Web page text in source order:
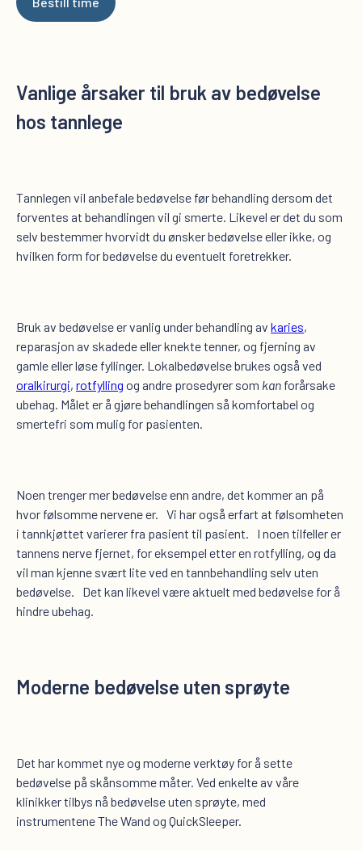
Vanlige årsaker til bruk av bedøvelse
hos tannlege
Tannlegen vil anbefale bedøvelse før behandling dersom det
forventes at behandlingen vil gi smerte. Likevel er det du som
selv bestemmer hvorvidt du ønsker bedøvelse eller ikke, og
hvilken form for bedøvelse du eventuelt foretrekker.
Bruk av bedøvelse er vanlig under behandling av karies,
reparasjon av skadede eller knekte tenner, og fjerning av
gamle eller løse fyllinger. Lokalbedøvelse brukes også ved
oralkirurgi, rotfylling og andre prosedyrer som kan forårsake
ubehag. Målet er å gjøre behandlingen så komfortabel og
smertefri som mulig for pasienten.
Noen trenger mer bedøvelse enn andre, det kommer an på
hvor følsomme nervene er. Vi har også erfart at følsomheten
i tannkjøttet varierer fra pasient til pasient. I noen tilfeller er
tannens nerve fjernet, for eksempel etter en rotfylling, og da
vil man kjenne svært lite ved en tannbehandling selv uten
bedøvelse. Det kan likevel være aktuelt med bedøvelse for å
hindre ubehag.
Moderne bedøvelse uten sprøyte
Det har kommet nye og moderne verktøy for å sette
bedøvelse på skånsomme måter. Ved enkelte av våre
klinikker tilbys nå bedøvelse uten sprøyte, med
instrumentene The Wand og QuickSleeper.